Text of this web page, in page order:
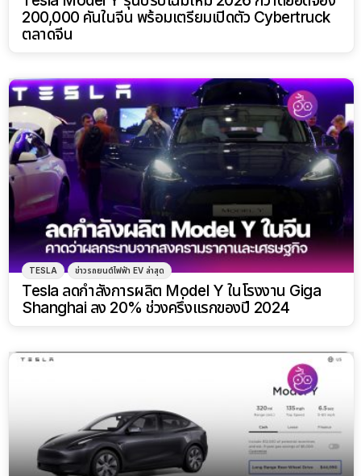
200,000 คันในจีน พร้อมเตรียมเปิดตัว Cybertruck
ตลาดจีน
TESLA ข่าวรถยนต์ไฟฟ้า EV ล่าสุด
Tesla ลดกำลังการผลิต Model Y ในโรงงาน Giga
Shanghai ลง 20% ช่วงครึ่งแรกของปี 2024